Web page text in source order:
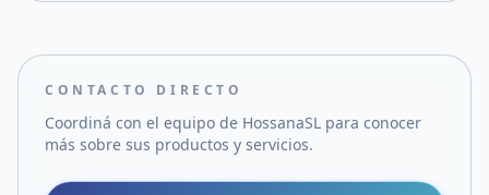
CONTACTO DIRECTO
Coordiná con el equipo de HossanaSL para conocer
más sobre sus productos y servicios.